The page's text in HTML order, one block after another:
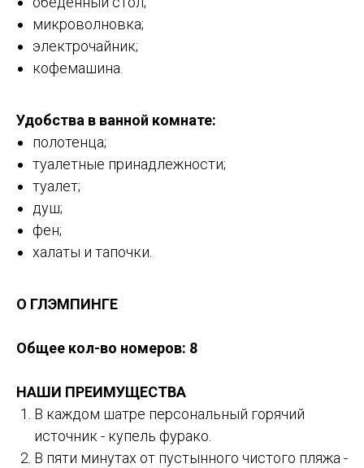
микроволновка;
электрочайник;
кофемашина.
Удобства в ванной комнате:
полотенца;
туалетные принадлежности;
туалет;
душ;
фен;
халаты и тапочки.
О ГЛЭМПИНГЕ
Общее кол-во номеров: 8
НАШИ ПРЕИМУЩЕСТВА
В каждом шатре персональный горячий
источник - купель фурако.
В пяти минутах от пустынного чистого пляжа -